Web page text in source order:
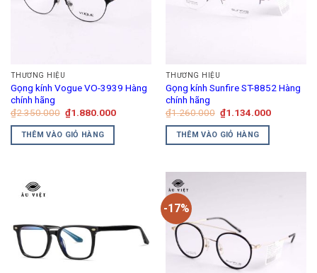
THƯƠNG HIỆU
Gọng kính Vogue VO-3939 Hàng
chính hãng
₫2.350.000 Giá
gốc
là:
₫2.350.000.
₫1.880.000Giá
₫1.880.000.
THÊM VÀO GIỎ HÀNG
THƯƠNG HIỆU
Gọng kính Sunfire ST-8852 Hàng
chính hãng
₫1.260.000 Giá
gốc
là:
₫1.260.000.
₫1.134.000Giá
THÊM VÀO GIỎ HÀNG
-17%